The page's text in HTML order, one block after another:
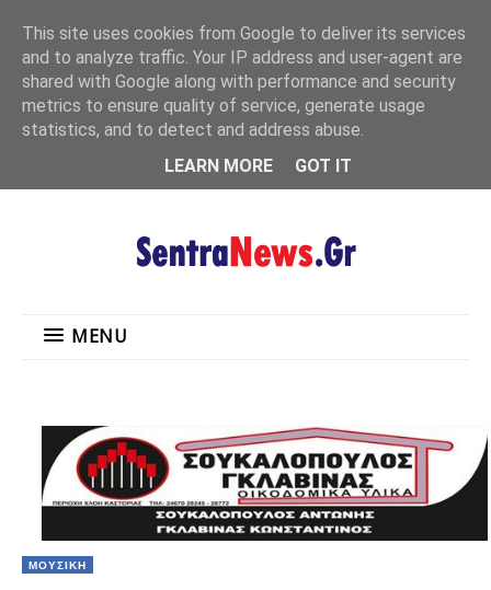
MENU
MENU
ΜΟΥΣΙΚΗ
This site uses cookies from Google to deliver its services
and to analyze traffic. Your IP address and user-agent are
shared with Google along with performance and security
metrics to ensure quality of service, generate usage
statistics, and to detect and address abuse.
LEARN MORE
GOT IT